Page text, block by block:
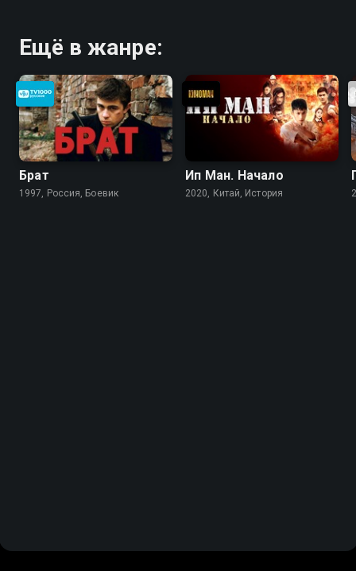
Ещё в жанре:
Брат
1997, Россия, Боевик
Ип Ман. Начало
2020, Китай, История